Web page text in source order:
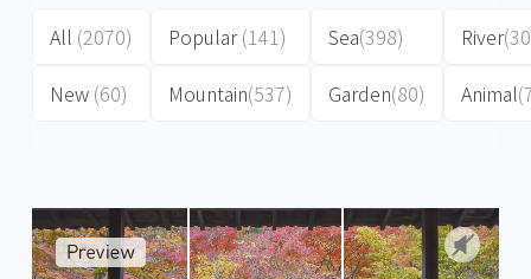
All (2070)
New (60)
Popular(141)
Mountain(537)
Sea(398)
Garden(80)
River
Animal